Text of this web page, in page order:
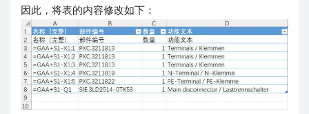
因此，将表的内容修改如下：